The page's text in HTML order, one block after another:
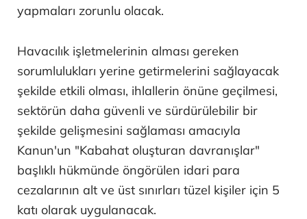
yapmaları zorunlu olacak.
Havacılık işletmelerinin alması gereken
sorumlulukları yerine getirmelerini sağlayacak
şekilde etkili olması, ihlallerin önüne geçilmesi,
sektörün daha güvenli ve sürdürülebilir bir
şekilde gelişmesini sağlaması amacıyla
Kanun'un "Kabahat oluşturan davranışlar"
başlıklı hükmünde öngörülen idari para
cezalarının alt ve üst sınırları tüzel kişiler için 5
katı olarak uygulanacak.